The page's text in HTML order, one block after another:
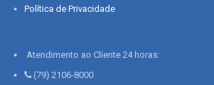
Política de Privacidade
Atendimento ao Cliente 24 horas:
(79) 2106-8000